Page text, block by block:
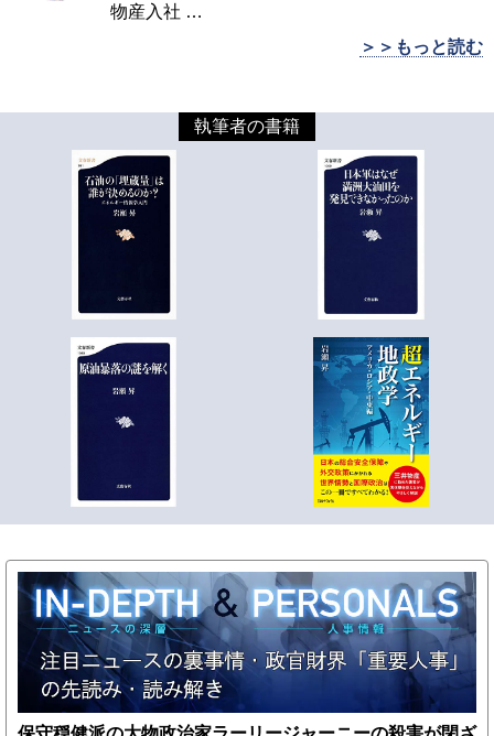
物産入社 …
＞＞もっと読む
執筆者の書籍